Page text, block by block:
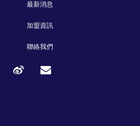
最新消息
加盟資訊
聯絡我們